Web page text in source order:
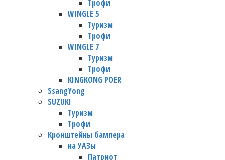
Трофи
WINGLE 5
Туризм
Трофи
WINGLE 7
Туризм
Трофи
KINGKONG POER
SsangYong
SUZUKI
Туризм
Трофи
Кронштейны бампера
на УАЗы
Патриот